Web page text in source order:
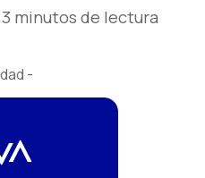
3 minutos de lectura
-